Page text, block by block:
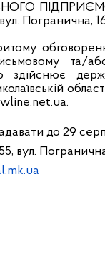
Погранична,
та/
здійснює
до 29
вул.